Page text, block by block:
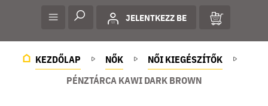
JELENTKEZZ BE
KEZDŐLAP NŐK
NŐI KIEGÉSZÍTŐK
PÉNZTÁRCA KAWI DARK BROWN